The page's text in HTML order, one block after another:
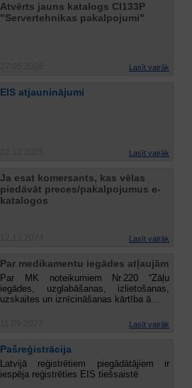
Atvērts jauns katalogs CI133P
"Servertehnikas pakalpojumi"
Lasīt vairāk
EIS atjauninājumi
Lasīt vairāk
Ja esat komersants, kas vēlas
piedāvāt preces/pakalpojumus e-
katalogos
Lasīt vairāk
Par medikamentu iegādes atļaujām
Par MK noteikumiem Nr.220 “Zāļu
iegādes, uzglabāšanas, izlietošanas,
uzskaites un iznīcināšanas kārtība ā...
Lasīt vairāk
Pašreģistrācija
Latvijā reģistrētiem piegādātājiem ir
iespēja reģistrēties EIS tiešsaistē